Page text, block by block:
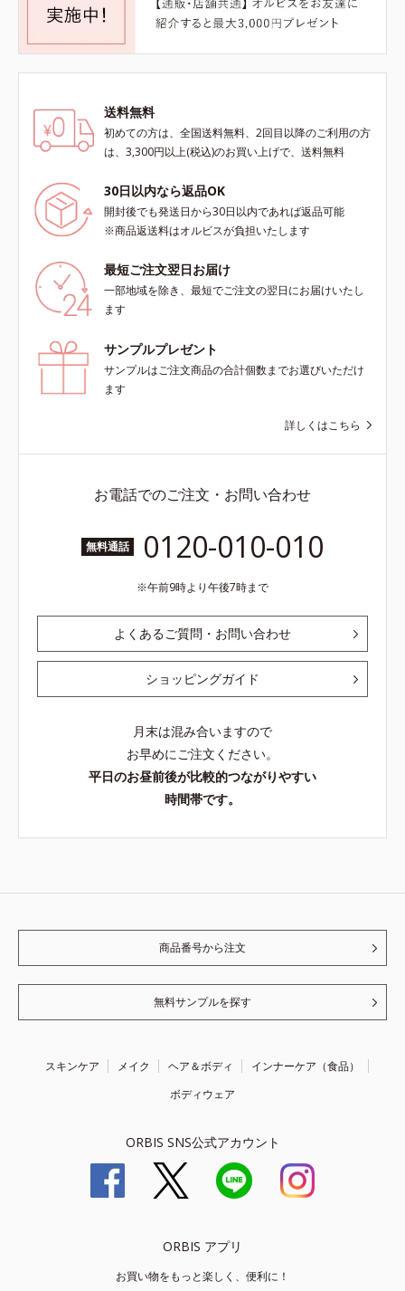
送料無料
初めての方は、全国送料無料、2回目以降のご利用の方
は、3,300円以上(税込)のお買い上げで、送料無料
30日以内なら返品OK
開封後でも発送日から30日以内であれば返品可能
※商品返送料はオルビスが負担いたします
最短ご注文翌日お届け
一部地域を除き、最短でご注文の翌日にお届けいたし
ます
サンプルプレゼント
サンプルはご注文商品の合計個数までお選びいただけ
ます
詳しくはこちら
お電話でのご注文・お問い合わせ
無料通話 0120-010-010
午前9時より午後7時まで
よくあるご質問・お問い合わせ
ショッピングガイド
月末は混み合いますので
お早めにご注文ください。
平日のお昼前後が比較的つながりやすい
時間帯です。
商品番号から注文
無料サンプルを探す
スキンケア メイク ヘア＆ボディ
インナーケア（食品）
ボディウェア
ORBIS SNS公式アカウント
ORBIS アプリ
お買い物をもっと楽しく、便利に！